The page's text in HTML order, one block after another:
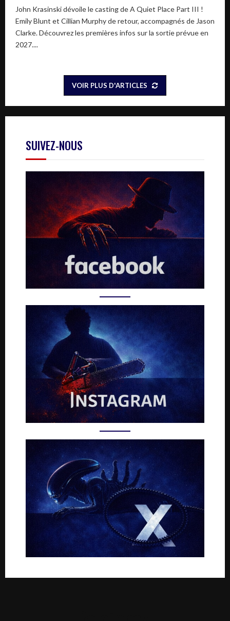
John Krasinski dévoile le casting de A Quiet Place Part III !
Emily Blunt et Cillian Murphy de retour, accompagnés de Jason
Clarke. Découvrez les premières infos sur la sortie prévue en
2027....
VOIR PLUS D'ARTICLES
SUIVEZ-NOUS